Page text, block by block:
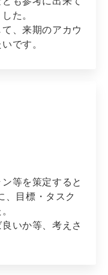
た。
、来期のアカウ
です。
等を策定すると
、目標・タスク
いか等、考えさ